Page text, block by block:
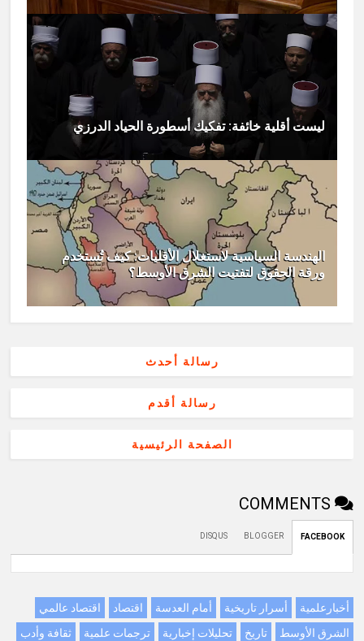
ليست أقلية خائفة: تفكيك أسطورة الحياد الدرزي
الهندسة السياسية لاستغلال الأقليات: كيف تُستخدم
ورقة الحقوق لتفتيت الشرق الأوسط؟
رسالة أحدث
رسالة أقدم
الصفحة الرئيسية
COMMENTS
FACEBOOK
BLOGGER
DISQUS
أخبارعلمية أسرار تاريخية أمام العدسة اقتصاد
اقتصاد عالمي
الشرق الأوسط
تاريخ تحليلات إخبارية ترجمات علمية
ثقافة وأدب